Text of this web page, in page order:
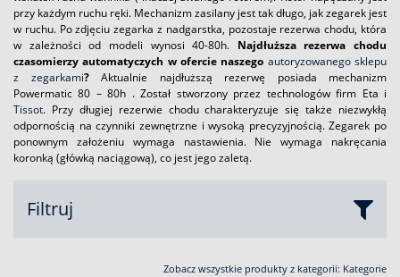
przy każdym ruchu ręki. Mechanizm zasilany jest tak długo, jak zegarek jest
w ruchu. Po zdjęciu zegarka z nadgarstka, pozostaje rezerwa chodu, która
w zależności od modeli wynosi 40-80h. Najdłuższa rezerwa chodu
czasomierzy automatyczych w ofercie naszego autoryzowanego sklepu
z zegarkami? Aktualnie najdłuższą rezerwę posiada mechanizm
Powermatic 80 – 80h . Został stworzony przez technologów firm Eta i
Tissot. Przy długiej rezerwie chodu charakteryzuje się także niezwykłą
odpornością na czynniki zewnętrzne i wysoką precyzyjnością. Zegarek po
ponownym założeniu wymaga nastawienia. Nie wymaga nakręcania
koronką (główką naciągową), co jest jego zaletą.
Filtruj
Zobacz wszystkie produkty z kategorii: Kategorie